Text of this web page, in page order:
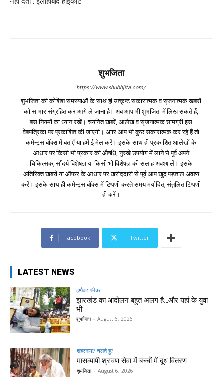
शुभजिता
https://www.shubhjita.com/
शुभजिता की कोशिश समस्याओं के साथ ही उत्कृष्ट सकारात्मक व सृजनात्मक खबरों
को साभार संग्रहित कर आगे ले जाना है। अब आप भी शुभजिता में लिख सकते हैं,
बस नियमों का ध्यान रखें। चयनित खबरें, आलेख व सृजनात्मक सामग्री इस
वेबपत्रिका पर प्रकाशित की जाएगी। अगर आप भी कुछ सकारात्मक कर रहे हैं तो
कमेन्ट्स बॉक्स में बताएँ या हमें ई मेल करें। इसके साथ ही प्रकाशित आलेखों के
आधार पर किसी भी प्रकार की औषधि, नुस्खे उपयोग में लाने से पूर्व अपने
चिकित्सक, सौंदर्य विशेषज्ञ या किसी भी विशेषज्ञ की सलाह अवश्य लें। इसके
अतिरिक्त खबरों या ऑफर के आधार पर खरीददारी से पूर्व आप खुद पड़ताल अवश्य
करें। इसके साथ ही कमेन्ट्स बॉक्स में टिप्पणी करते समय मर्यादित, संतुलित टिप्पणी
ही करें।
Facebook Twitter
LATEST NEWS
इम्पैक्ट फीचर
झारखंड का आंदोलन बहुत अलग है…और यहां के युवा
भी
शुभजिता - August 6, 2026
शहरनामा/ चलते हुए
मासव्यापी श्रावण सेवा में बच्चों में दूध वितरण
शुभजिता - August 6, 2026